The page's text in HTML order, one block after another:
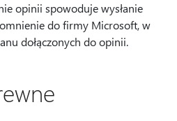
opinii spowoduje wysłanie
do firmy Microsoft, w
dołączonych do opinii.